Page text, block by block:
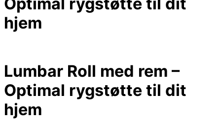
hjem
Lumbar Roll med rem –
Optimal rygstøtte til dit
hjem